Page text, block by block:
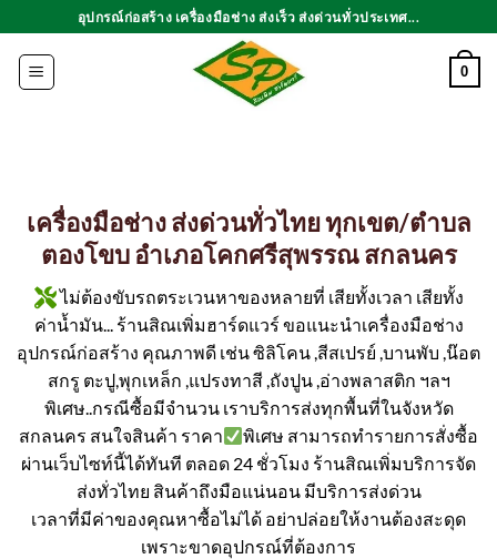
ไป
เนื้อหา
อุปกรณ์ก่อสร้าง เครื่องมือช่าง ส่งเร็ว ส่งด่วนทั่วประเทศ...
0
เครื่องมือช่าง ส่งด่วนทั่วไทย ทุกเขต/ตำบล
ตองโขบ อำเภอโคกศรีสุพรรณ สกลนคร
ไม่ต้องขับรถตระเวนหาของหลายที่ เสียทั้งเวลา เสียทั้ง
ค่าน้ำมัน... ร้านสิณเพิ่มฮาร์ดแวร์ ขอแนะนำเครื่องมือช่าง
อุปกรณ์ก่อสร้าง คุณภาพดี เช่น ซิลิโคน ,สีสเปรย์ ,บานพับ ,น๊อต
สกรู ตะปู,พุกเหล็ก ,แปรงทาสี ,ถังปูน ,อ่างพลาสติก ฯลฯ
พิเศษ..กรณีซื้อมีจำนวน เราบริการส่งทุกพื้นที่ในจังหวัด
สกลนคร สนใจสินค้า ราคา
พิเศษ สามารถทำรายการสั่งซื้อ
ผ่านเว็บไซท์นี้ได้ทันที ตลอด 24 ชั่วโมง ร้านสิณเพิ่มบริการจัด
ส่งทั่วไทย สินค้าถึงมือแน่นอน มีบริการส่งด่วน
เวลาที่มีค่าของคุณหาซื้อไม่ได้ อย่าปล่อยให้งานต้องสะดุด
เพราะขาดอุปกรณ์ที่ต้องการ